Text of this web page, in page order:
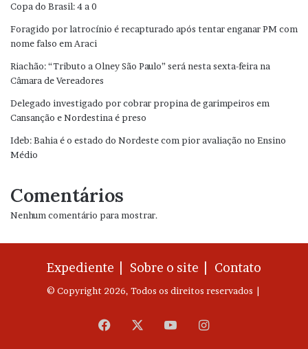
Copa do Brasil: 4 a 0
Foragido por latrocínio é recapturado após tentar enganar PM com
nome falso em Araci
Riachão: “Tributo a Olney São Paulo” será nesta sexta-feira na
Câmara de Vereadores
Delegado investigado por cobrar propina de garimpeiros em
Cansanção e Nordestina é preso
Ideb: Bahia é o estado do Nordeste com pior avaliação no Ensino
Médio
Comentários
Nenhum comentário para mostrar.
Expediente | Sobre o site | Contato
© Copyright 2026, Todos os direitos reservados |
Facebook YouTubeInstagram